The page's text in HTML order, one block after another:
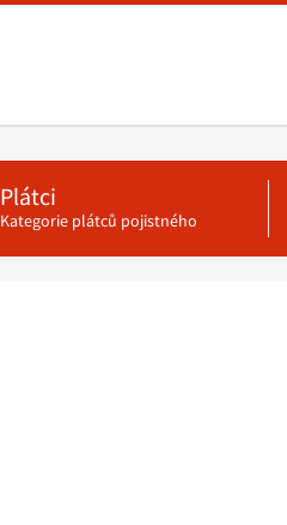
Plátci
Kategorie plátců pojistného